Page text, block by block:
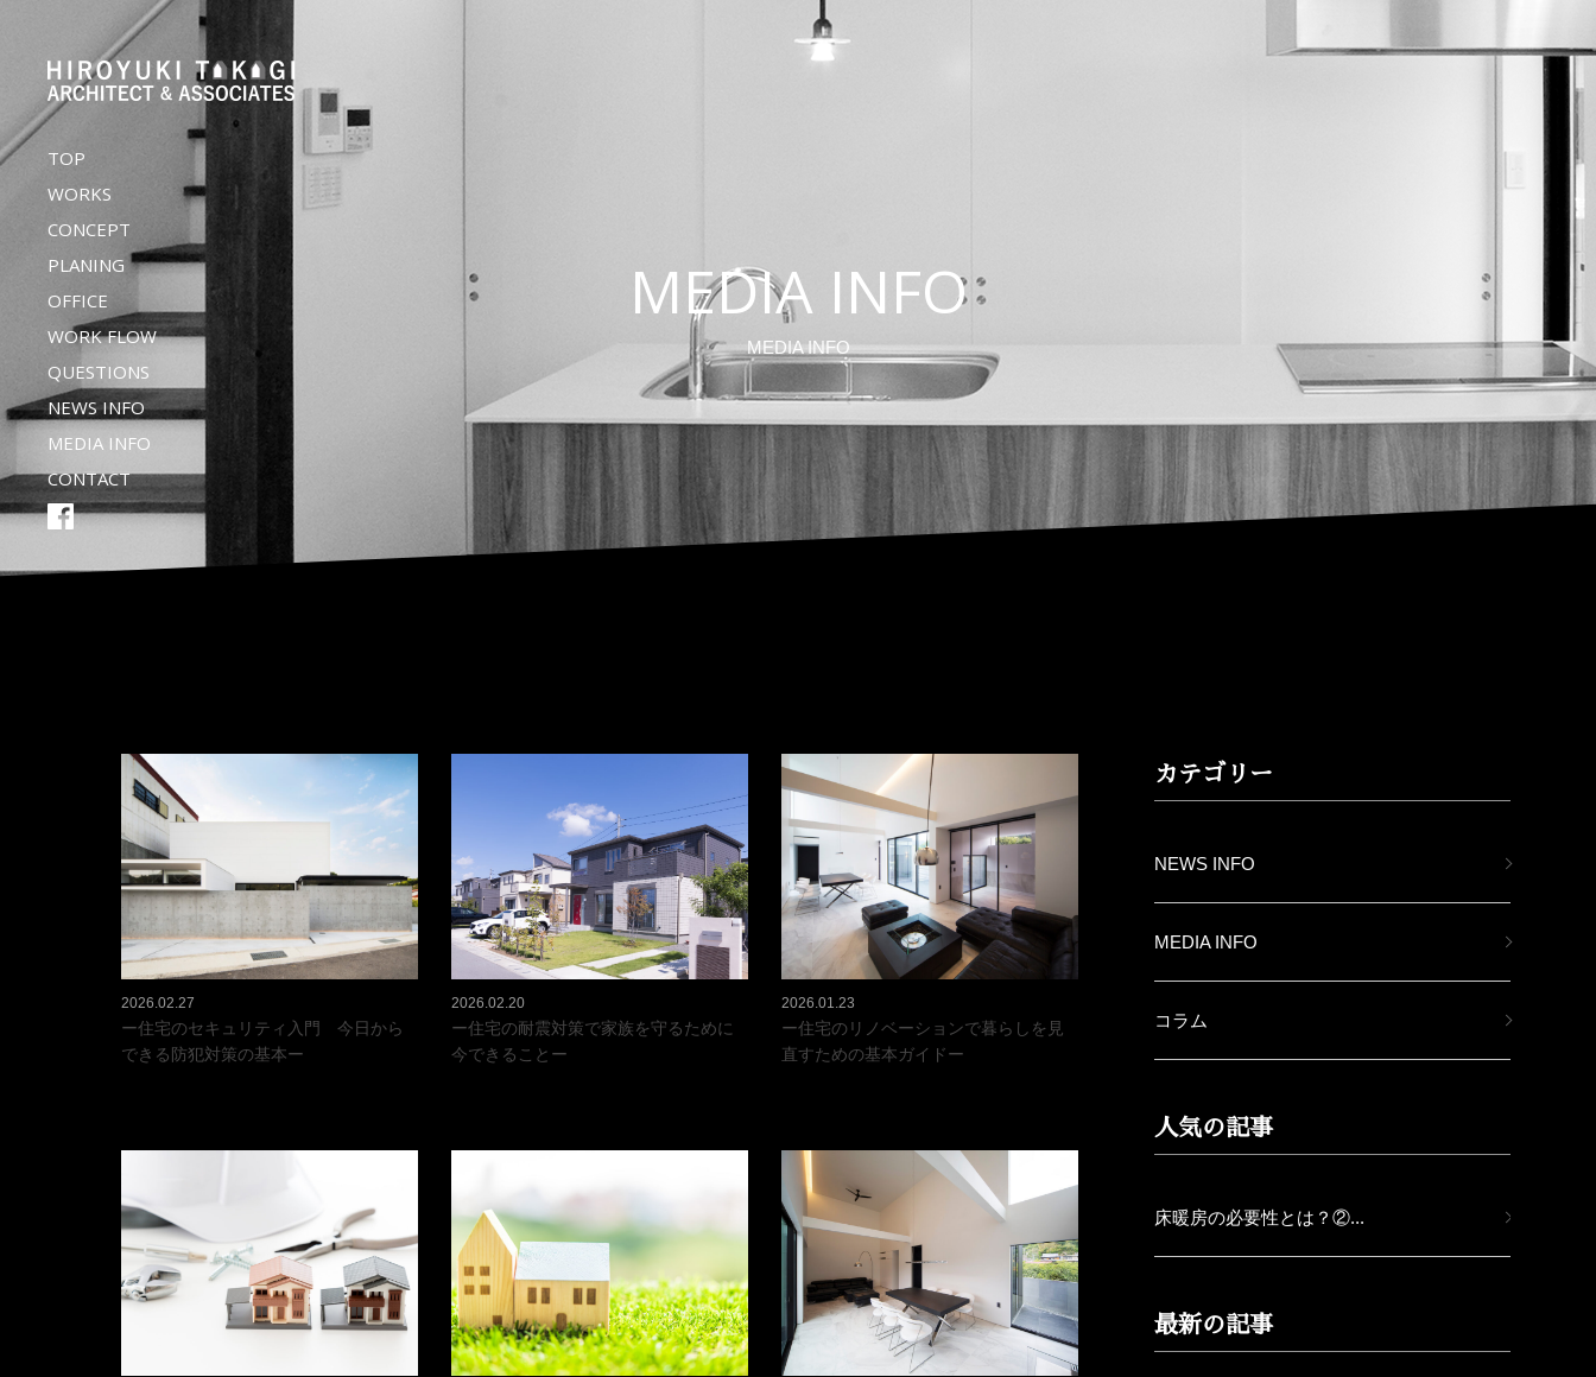
TOP
WORKS
CONCEPT
PLANING
OFFICE
WORK FLOW
QUESTIONS
NEWS INFO
MEDIA INFO
CONTACT
MEDIA INFO
MEDIA INFO
2026.02.27
ー住宅のセキュリティ入門 今日から
できる防犯対策の基本ー
2026.02.20
ー住宅の耐震対策で家族を守るために
今できることー
2026.01.23
ー住宅のリノベーションで暮らしを見
直すための基本ガイドー
カテゴリー
NEWS INFO
MEDIA INFO
コラム
人気の記事
床暖房の必要性とは？②...
最新の記事